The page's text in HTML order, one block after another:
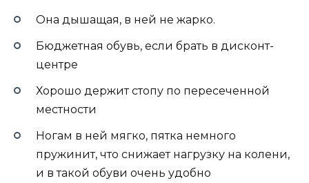
Она дышащая, в ней не жарко.
Бюджетная обувь, если брать в дисконт-
центре
Хорошо держит стопу по пересеченной
местности
Ногам в ней мягко, пятка немного
пружинит, что снижает нагрузку на колени,
и в такой обуви очень удобно